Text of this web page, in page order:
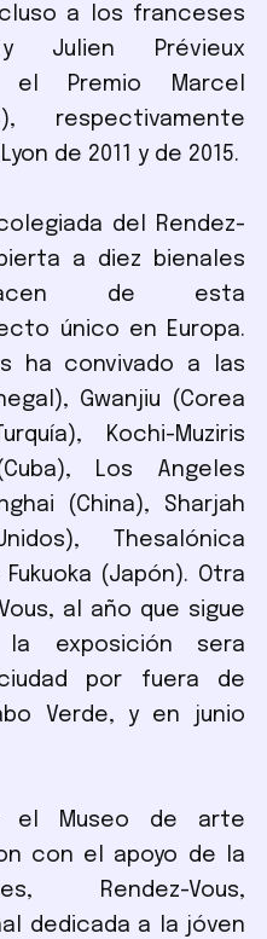
a los franceses
Julien Prévieux
el Premio Marcel
respectivamente
de 2011 y de 2015.
del Rendez-
a diez bienales
hacen de esta
único en Europa.
ha convivado a las
Gwanjiu (Corea
Kochi-Muziris
Los Angeles
(China), Sharjah
Thesalónica
(Japón). Otra
al año que sigue
exposición sera
por fuera de
Verde, y en junio
el Museo de arte
con el apoyo de la
Rendez-Vous,
dedicada a la jóven